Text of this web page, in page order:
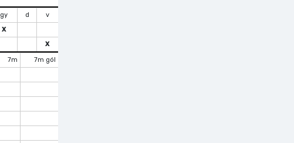
gy d
v
X
X
7m
7m gól